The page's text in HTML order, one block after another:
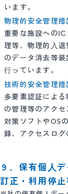
います。
物理的安全管理措
重要な施設への
理等、物理的⼊
のデータ消去等
⾏っています。
技術的安全管理措
多要素認証によ
の管理等のアク
対策ソフトやOS
録、アクセスログ
９．保有個⼈
訂正・利用停止